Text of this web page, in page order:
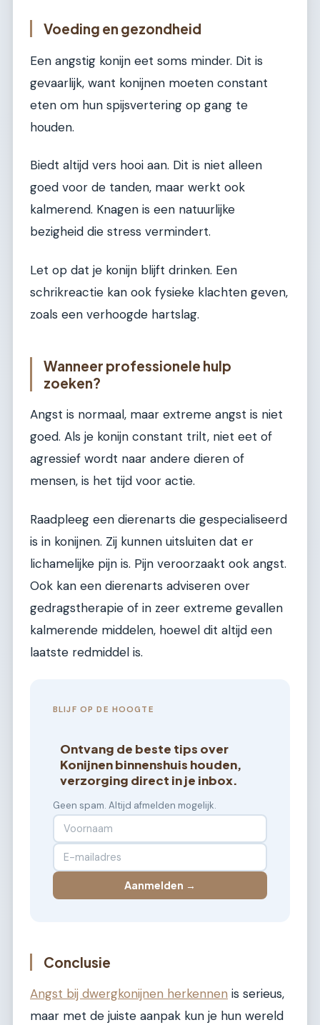
Voeding en gezondheid
Een angstig konijn eet soms minder. Dit is
gevaarlijk, want konijnen moeten constant
eten om hun spijsvertering op gang te
houden.
Biedt altijd vers hooi aan. Dit is niet alleen
goed voor de tanden, maar werkt ook
kalmerend. Knagen is een natuurlijke
bezigheid die stress vermindert.
Let op dat je konijn blijft drinken. Een
schrikreactie kan ook fysieke klachten geven,
zoals een verhoogde hartslag.
Wanneer professionele hulp
zoeken?
Angst is normaal, maar extreme angst is niet
goed. Als je konijn constant trilt, niet eet of
agressief wordt naar andere dieren of
mensen, is het tijd voor actie.
Raadpleeg een dierenarts die gespecialiseerd
is in konijnen. Zij kunnen uitsluiten dat er
lichamelijke pijn is. Pijn veroorzaakt ook angst.
Ook kan een dierenarts adviseren over
gedragstherapie of in zeer extreme gevallen
kalmerende middelen, hoewel dit altijd een
laatste redmiddel is.
BLIJF OP DE HOOGTE
Ontvang de beste tips over
Konijnen binnenshuis houden,
verzorging direct in je inbox.
Geen spam. Altijd afmelden mogelijk.
Aanmelden →
Conclusie
Angst bij dwergkonijnen herkennen is serieus,
maar met de juiste aanpak kun je hun wereld